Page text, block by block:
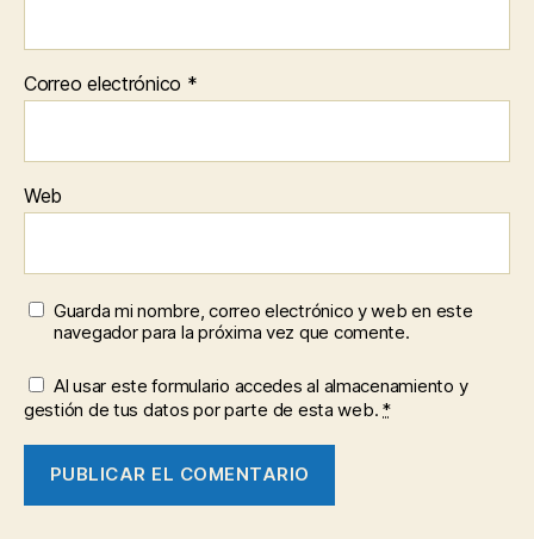
Correo electrónico *
Web
Guarda mi nombre, correo electrónico y web en este
navegador para la próxima vez que comente.
Al usar este formulario accedes al almacenamiento y
gestión de tus datos por parte de esta web.*